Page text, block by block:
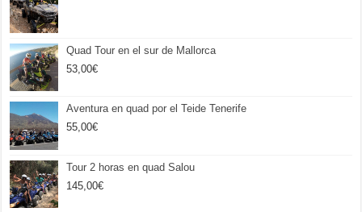
Quad Tour en el sur de Mallorca
53,00€
Aventura en quad por el Teide Tenerife
55,00€
Tour 2 horas en quad Salou
145,00€